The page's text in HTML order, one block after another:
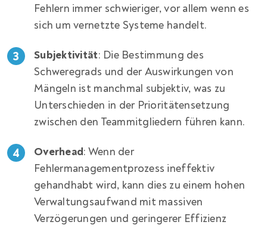
Fehlern immer schwieriger, vor allem wenn es
sich um vernetzte Systeme handelt.
Subjektivität: Die Bestimmung des
Schweregrads und der Auswirkungen von
Mängeln ist manchmal subjektiv, was zu
Unterschieden in der Prioritätensetzung
zwischen den Teammitgliedern führen kann.
Overhead: Wenn der
Fehlermanagementprozess ineffektiv
gehandhabt wird, kann dies zu einem hohen
Verwaltungsaufwand mit massiven
Verzögerungen und geringerer Effizienz